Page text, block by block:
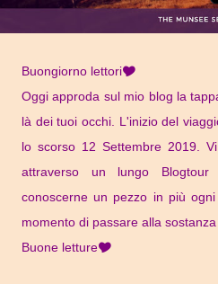
Buongiorno lettori🎔
Oggi approda sul mio blog la
là dei tuoi occhi. L'inizio del
lo scorso 12 Settembre 2019.
attraverso un lungo
conoscerne un pezzo in più
momento di passare alla
Buone letture🎔